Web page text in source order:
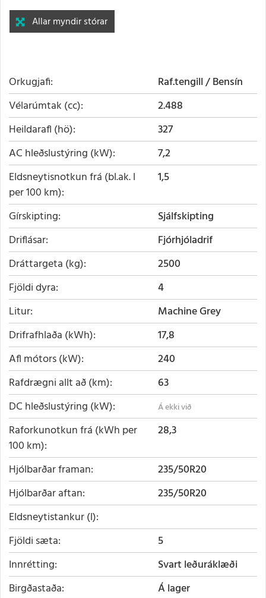
Allar myndir stórar
Orkugjafi
Raf.tengill / Bensín
Vélarúmtak (cc)
2.488
Heildarafl (hö)
327
AC hleðslustýring (kW)
7,2
Eldsneytisnotkun frá (bl.ak. l
per 100 km)
1,5
Gírskipting
Sjálfskipting
Driflásar
Fjórhjóladrif
Dráttargeta (kg)
2500
Fjöldi dyra
4
Litur
Machine Grey
Drifrafhlaða (kWh)
17,8
Afl mótors (kW)
240
Rafdrægni allt að (km)
63
DC hleðslustýring (kW)
Raforkunotkun frá (kWh per
100 km)
28,3
Hjólbarðar framan
235/50R20
Hjólbarðar aftan
235/50R20
Eldsneytistankur (l)
Fjöldi sæta
5
Innrétting
Svart leðuráklæði
Birgðastaða
Á lager